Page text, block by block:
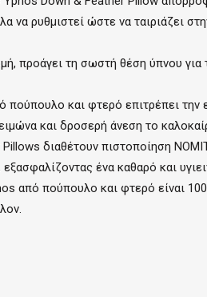
να ρυθμιστεί ώστε να ταιριάζει
προάγει τη σωστή θέση ύπνου
πούπουλο και φτερό επιτρέπει
και δροσερή άνεση το
διαθέτουν πιστοποίηση
εξασφαλίζοντας ένα καθαρό και
από πούπουλο και φτερό είναι